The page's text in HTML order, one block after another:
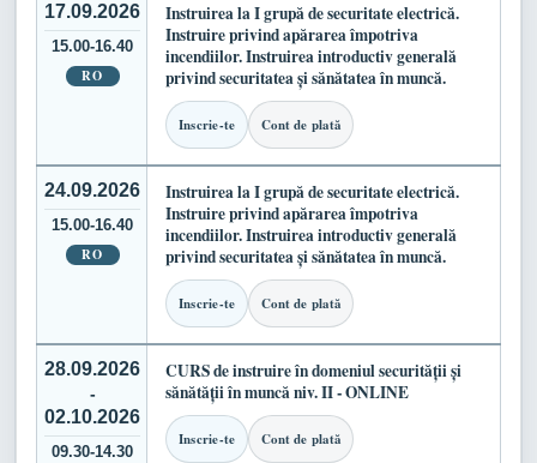
17.09.2026
15.00-16.40
RO
Instruirea la I grupă de securitate electrică.
Instruire privind apărarea împotriva
incendiilor. Instruirea introductiv generală
privind securitatea și sănătatea în muncă.
Inscrie-te Cont de plată
24.09.2026
15.00-16.40
RO
Instruirea la I grupă de securitate electrică.
Instruire privind apărarea împotriva
incendiilor. Instruirea introductiv generală
privind securitatea și sănătatea în muncă.
Inscrie-te Cont de plată
28.09.2026
-
02.10.2026
09.30-14.30
CURS de instruire în domeniul securității și
sănătății în muncă niv. II - ONLINE
Inscrie-te Cont de plată